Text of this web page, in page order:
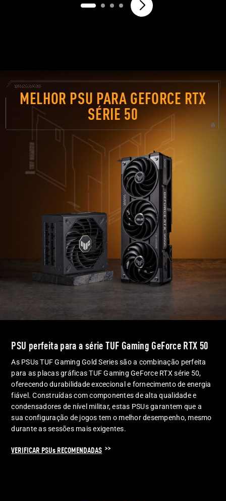
MELHOR PSU PARA GEFORCE RTX
SÉRIE 50
PSU perfeita para a série TUF Gaming GeForce RTX 50
As PSUs TUF Gaming Gold Series são a combinação perfeita
para as placas gráficas TUF Gaming GeForce RTX série 50,
oferecendo durabilidade excecional e fornecimento de energia
fiável. Construídas com componentes de alta qualidade e
condensadores de nível militar, estas PSUs garantem que a
sua configuração de jogos tem o melhor desempenho, mesmo
durante as sessões mais exigentes.
VERIFICAR PSUs RECOMENDADAS